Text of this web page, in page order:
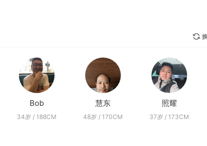
Bob
34岁 / 188CM
慧东
48岁 / 170CM
照耀
37岁 / 173CM